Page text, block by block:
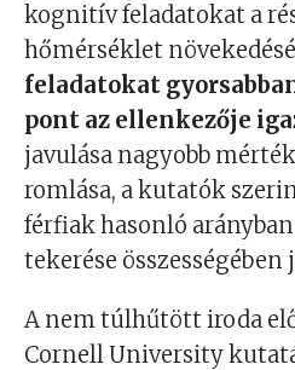
kognitív feladatokat a
hőmérséklet
feladatokat
pont az ellenkezője
javulása nagyobb
romlása, a kutatók
férfiak hasonló
tekerése
A nem túlhűtött iroda
Cornell University